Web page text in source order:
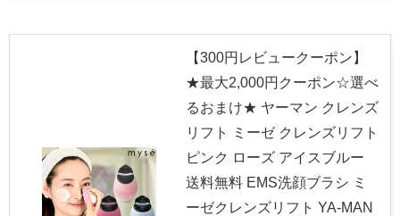
【300円レビュークーポン】
★最大2,000円クーポン☆選べ
るおまけ★ ヤーマン クレンズ
リフト ミーゼ クレンズリフト
ピンク ローズ アイスブルー
送料無料 EMS洗顔ブラシ ミ
ーゼクレンズリフト YA-MAN